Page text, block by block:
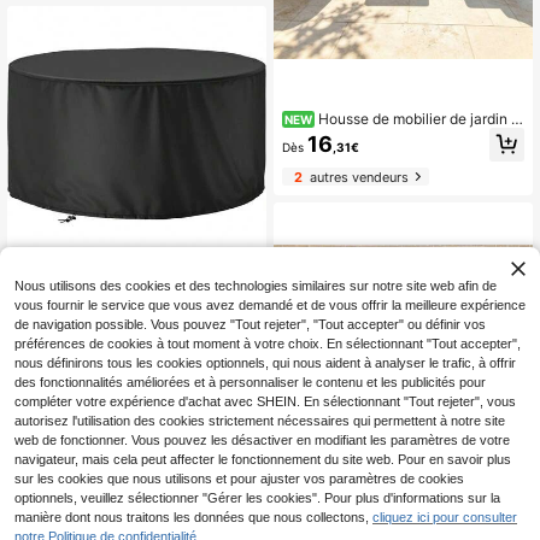
Entrepôt UE Housse de protection ro
nde pour foyer extérieur de 50 pouc
es, compatible avec les foyers de 4
4 à 50 pouces, coupe-vent, cordon
de serrage et couche imperméable,
légère (noir, 128 * 71 cm)
23 ,88€
NEW Housse de mobilier de jardin a
vec 2 poignées, housse de mobilier
de patio, housse de table carrée et
de chaise, matériau en polyester du
rable et épaissi, résistant aux UV, es
Dès 16 ,31€
2autres vendeurs
1
Nous utilisons des cookies et des technologies similaires sur notre site web afin de
vous fournir le service que vous avez demandé et de vous offrir la meilleure expérience
de navigation possible. Vous pouvez "Tout rejeter", "Tout accepter" ou définir vos
préférences de cookies à tout moment à votre choix. En sélectionnant "Tout accepter",
nous définirons tous les cookies optionnels, qui nous aident à analyser le trafic, à offrir
des fonctionnalités améliorées et à personnaliser le contenu et les publicités pour
compléter votre expérience d'achat avec SHEIN. En sélectionnant "Tout rejeter", vous
autorisez l'utilisation des cookies strictement nécessaires qui permettent à notre site
web de fonctionner. Vous pouvez les désactiver en modifiant les paramètres de votre
navigateur, mais cela peut affecter le fonctionnement du site web. Pour en savoir plus
sur les cookies que nous utilisons et pour ajuster vos paramètres de cookies
optionnels, veuillez sélectionner "Gérer les cookies". Pour plus d'informations sur la
manière dont nous traitons les données que nous collectons, cliquez ici pour consulter
notre Politique de confidentialité.